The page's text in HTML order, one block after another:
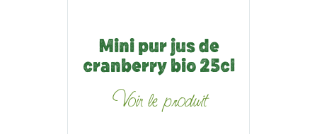
Mini pur jus de
cranberry bio 25cl
Voir le produit